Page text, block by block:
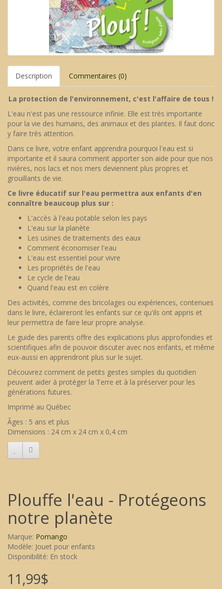
Description Commentaires (0)
La protection de l'environnement, c'est l'affaire de tous !
L'eau n'est pas une ressource infinie. Elle est très importante
pour la vie des humains, des animaux et des plantes. Il faut donc
y faire très attention.
Dans ce livre, votre enfant apprendra pourquoi l'eau est si
importante et il saura comment apporter son aide pour que nos
rivières, nos lacs et nos mers deviennent plus propres et
grouillants de vie.
Ce livre éducatif sur l'eau permettra aux enfants d'en
connaître beaucoup plus sur :
L'accès à l'eau potable selon les pays
L'eau sur la planète
Les usines de traitements des eaux
Comment économiser l'eau
L'eau est essentiel pour vivre
Les propriétés de l'eau
Le cycle de l'eau
Quand l'eau est en colère
Des activités, comme des bricolages ou expériences, contenues
dans le livre, éclaireront les enfants sur ce qu'ils ont appris et
leur permettra de faire leur propre analyse.
Le guide des parents offre des explications plus approfondies et
scientifiques afin de pouvoir discuter avec nos enfants, et même
eux-aussi en apprendront plus sur le sujet.
Découvrez comment de petits gestes simples du quotidien
peuvent aider à protéger la Terre et à la préserver pour les
générations futures.
Imprimé au Québec
Âges : 5 ans et plus
Dimensions : 24 cm x 24 cm x 0,4 cm
Plouffe l'eau - Protégeons
notre planète
Marque: Pomango
Modèle: Jouet pour enfants
Disponibilité: En stock
11,99$